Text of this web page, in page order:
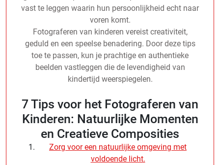
vast te leggen waarin hun persoonlijkheid echt naar
voren komt.
Fotograferen van kinderen vereist creativiteit,
geduld en een speelse benadering. Door deze tips
toe te passen, kun je prachtige en authentieke
beelden vastleggen die de levendigheid van
kindertijd weerspiegelen.
7 Tips voor het Fotograferen van
Kinderen: Natuurlijke Momenten
en Creatieve Composities
Zorg voor een natuurlijke omgeving met
voldoende licht.